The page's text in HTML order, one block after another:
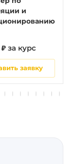
и
за курс
заявку